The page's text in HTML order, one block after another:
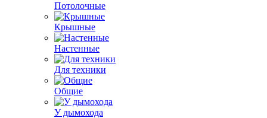
Потолочные
Крышные
Настенные
Для техники
Общие
У дымохода